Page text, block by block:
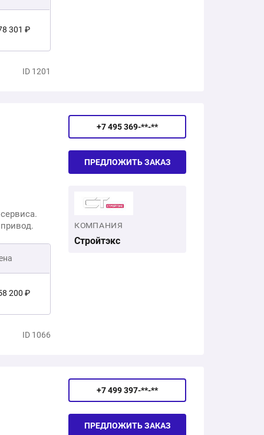
301 ₽
ID 1201
200 ₽
ID 1066
+7 495 369-**-**
ПРЕДЛОЖИТЬ ЗАКАЗ
КОМПАНИЯ
Стройтэкс
+7 499 397-**-**
ПРЕДЛОЖИТЬ ЗАКАЗ